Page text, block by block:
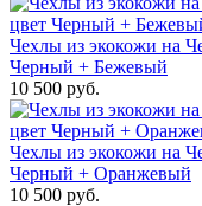
Чехлы из экокожи на
Черный + Бежевый
10 500 руб.
Чехлы из экокожи на
Черный + Оранжевый
10 500 руб.